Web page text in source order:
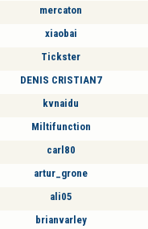
mercaton
xiaobai
Tickster
DENIS CRISTIAN7
kvnaidu
Miltifunction
carl80
artur_grone
ali05
brianvarley